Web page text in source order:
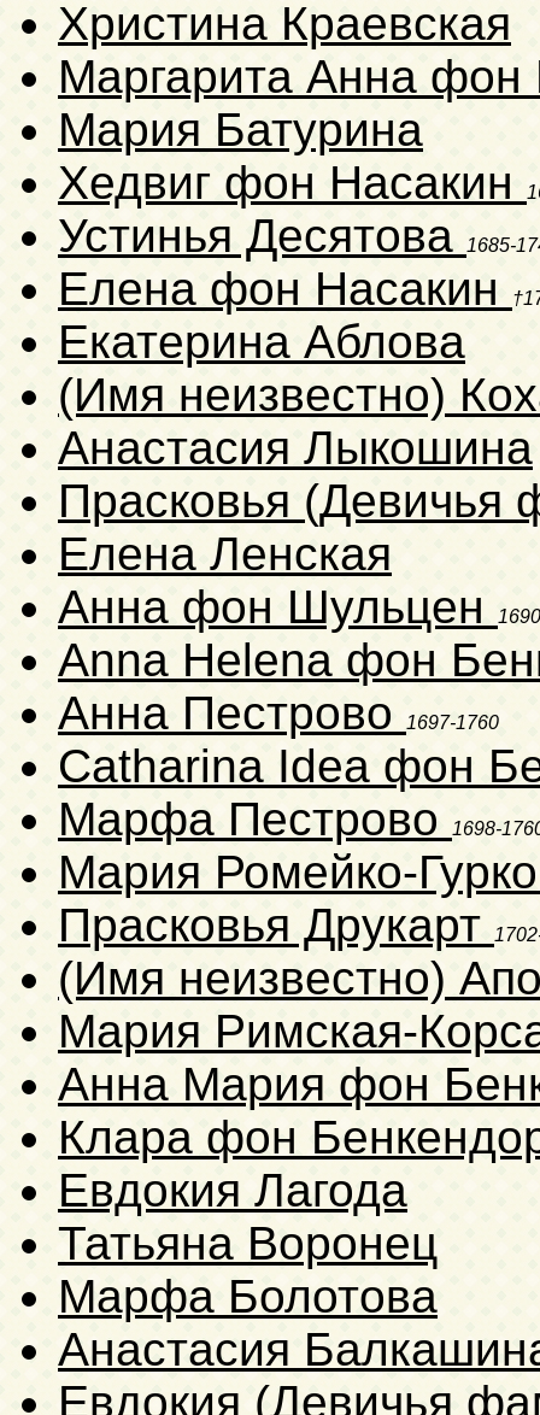
Христина Краевская
Маргарита Анна фон
Мария Батурина
Хедвиг фон Насакин
Устинья Десятова 1685-
Елена фон Насакин
Екатерина Аблова
(Имя неизвестно)
Анастасия Лыкошина
Прасковья (Девичья
Елена Ленская
Анна фон Шульцен
Anna Helena фон
Анна Пестрово
1697-1760
Catharina Idea фон
Марфа Пестрово
1698-
Мария Ромейко-
Прасковья Друкарт
(Имя неизвестно)
Мария Римская-
Анна Мария фон
Клара фон
Евдокия Лагода
Татьяна Воронец
Марфа Болотова
Анастасия
Евдокия (Девичья